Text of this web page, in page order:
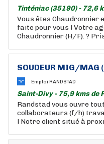
Tinténiac (35190) - 72,6
Vous êtes Chaudronnier
faite pour vous ! Votre
Chaudronnier (H/F). ?
SOUDEUR MIG/MAG
Emploi RANDSTAD
Saint-Divy - 75,9 kms de
Randstad vous ouvre
collaborateurs (f/h)
! Notre client situé à